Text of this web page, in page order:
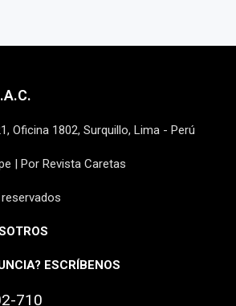
Oficina 1802, Surquillo, Lima - Perú
| Por Revista Caretas
ESCRÍBENOS
710